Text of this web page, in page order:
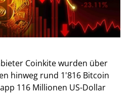
Coinkite wurden über
hinweg rund 1'816 Bitcoin
116 Millionen US-Dollar